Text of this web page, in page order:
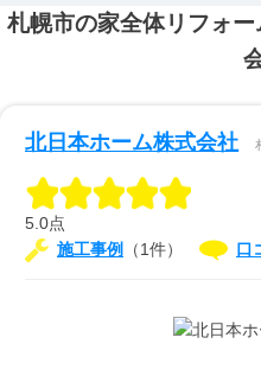
札幌市の家全体リフォ
北日本ホーム株式会社
5.0点
施工事例
（1件） 口